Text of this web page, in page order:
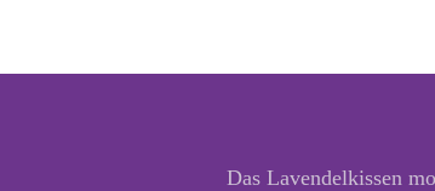
Das Lavendelkissen